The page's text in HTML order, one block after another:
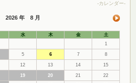
-カレンダー-
2026 年 8 月
水 木 金
土
1
5 6 7 8
12 13 14 15
19 20 21 22